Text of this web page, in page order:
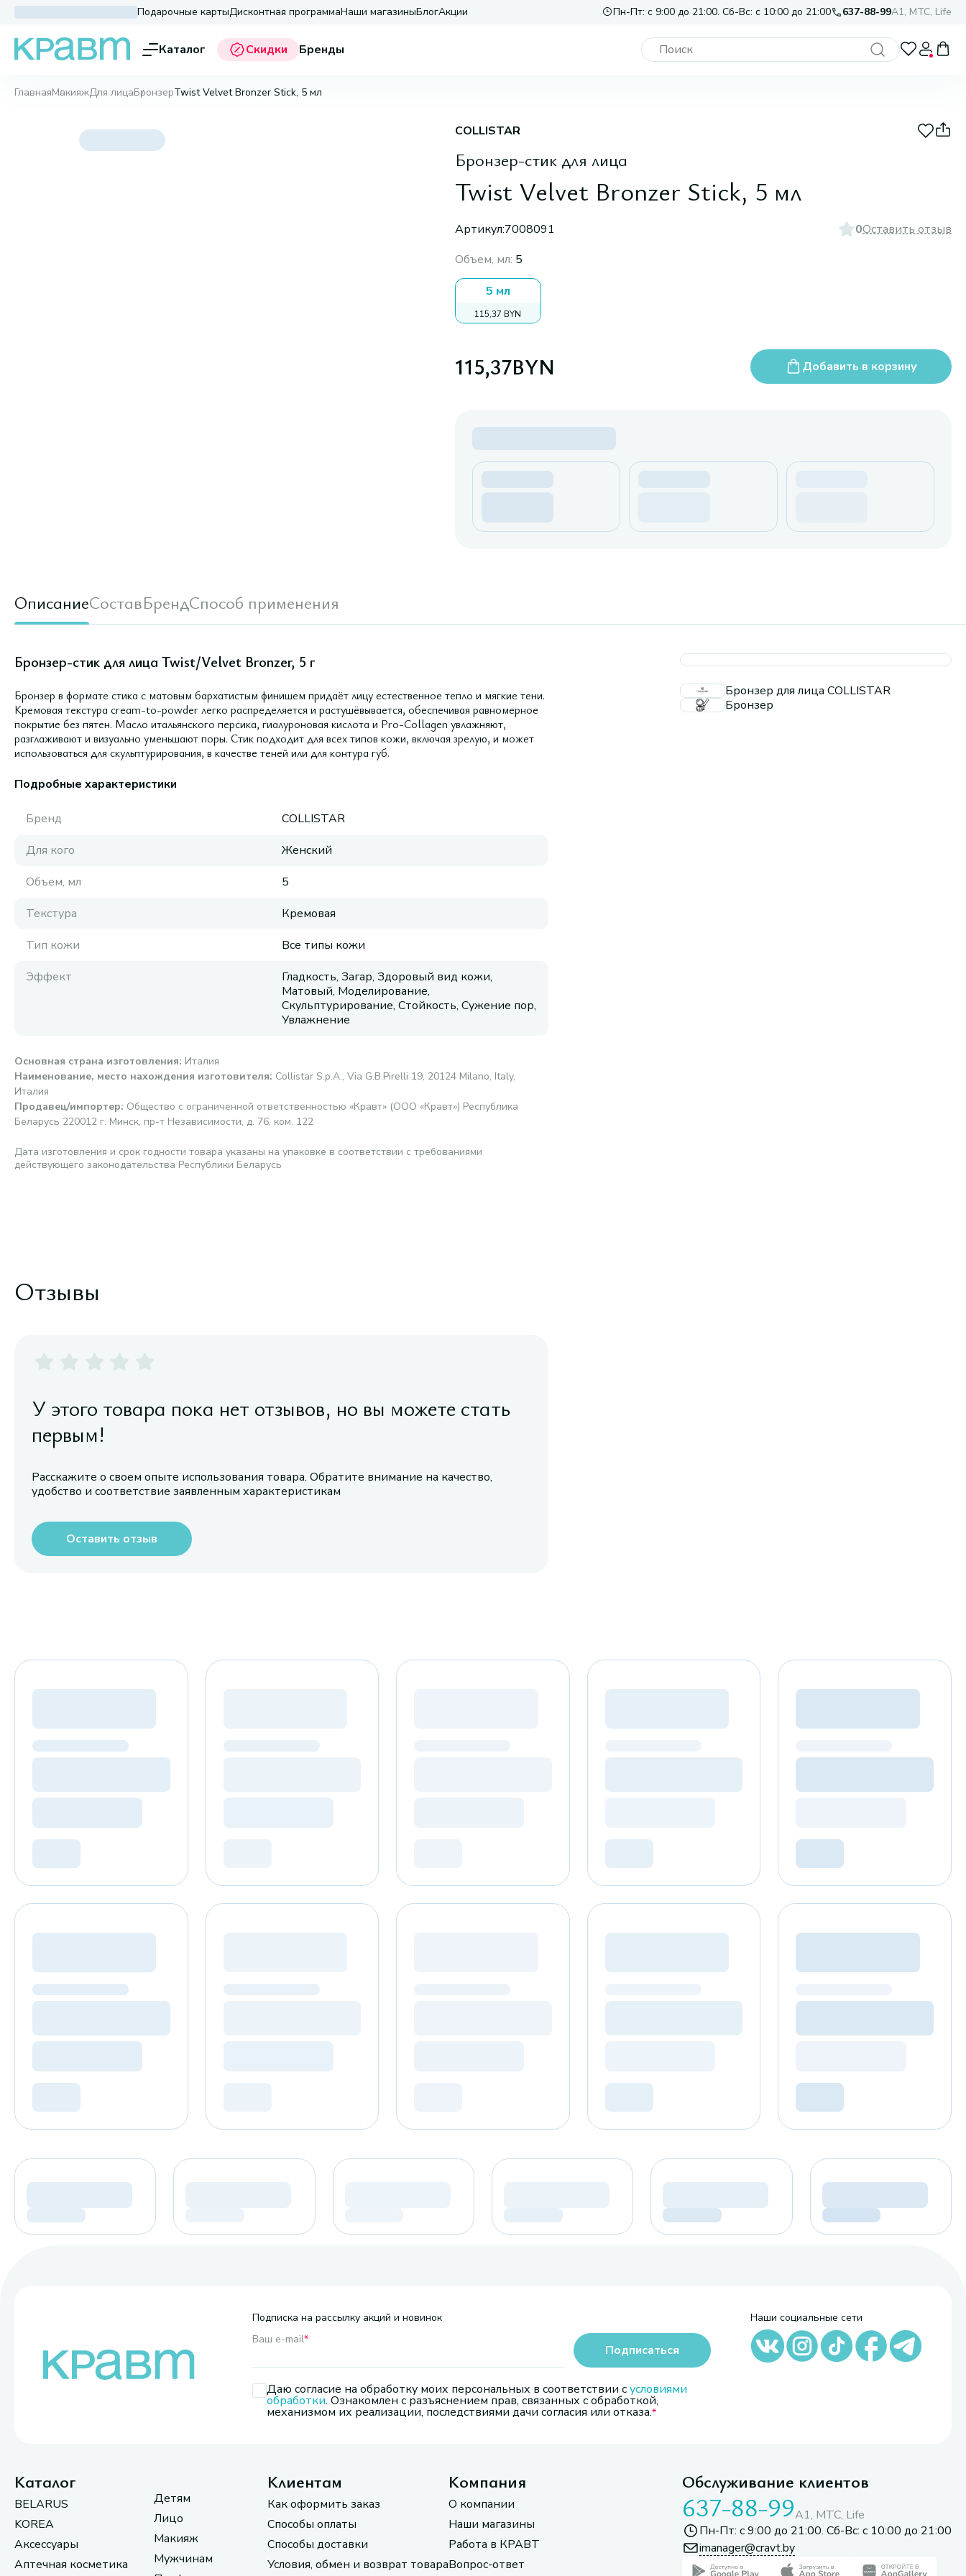
Подарочные картыДисконтная программаНаши магазиныБлогАкции Пн-Пт: с 9:00 до 21:00. Сб-Вс: с 10:00 до 21:00 637-88-99A1, МТС, Life
Каталог Скидки Бренды
ГлавнаяМакияжДля лицаБронзерTwist Velvet Bronzer Stick, 5 мл
COLLISTAR
Бронзер-стик для лица
Twist Velvet Bronzer Stick, 5 мл
Артикул:7008091 0Оставить отзыв
Объем, мл: 5
5 мл
115,37 BYN
115,37BYN Добавить в корзину
ОписаниеСоставБрендСпособ применения
Бронзер-стик для лица Twist/Velvet Bronzer, 5 г
Бронзер в формате стика с матовым бархатистым финишем придаёт лицу естественное тепло и мягкие тени.
Кремовая текстура cream-to-powder легко распределяется и растушёвывается, обеспечивая равномерное
покрытие без пятен. Масло итальянского персика, гиалуроновая кислота и Pro-Collagen увлажняют,
разглаживают и визуально уменьшают поры. Стик подходит для всех типов кожи, включая зрелую, и может
использоваться для скульптурирования, в качестве теней или для контура губ.
Подробные характеристики
Бренд
COLLISTAR
Для кого
Женский
Объем, мл
5
Текстура
Кремовая
Тип кожи
Все типы кожи
Эффект
Гладкость, Загар, Здоровый вид кожи,
Матовый, Моделирование,
Скульптурирование, Стойкость, Сужение пор,
Увлажнение
Основная страна изготовления: Италия
Наименование, место нахождения изготовителя: Collistar S.p.A., Via G.B.Pirelli 19, 20124 Milano, Italy,
Италия
Продавец/импортер: Общество с ограниченной ответственностью «Кравт» (ООО «Кравт») Республика
Беларусь 220012 г. Минск, пр-т Независимости, д. 76, ком. 122
Дата изготовления и срок годности товара указаны на упаковке в соответствии с требованиями
действующего законодательства Республики Беларусь
Бронзер для лица COLLISTAR
Бронзер
Отзывы
У этого товара пока нет отзывов, но вы можете стать
первым!
Расскажите о своем опыте использования товара. Обратите внимание на качество,
удобство и соответствие заявленным характеристикам
Оставить отзыв
Подписка на рассылку акций и новинок
Ваш e-mail*
Даю согласие на обработку моих персональных в соответствии сусловиями
обработки. Ознакомлен с разъяснением прав, связанных с обработкой,
механизмом их реализации, последствиями дачи согласия или отказа.
Подписаться
Наши социальные сети
Каталог
BELARUS
KOREA
Аксессуары
Аптечная косметика
Детям
Лицо
Макияж
Мужчинам
Клиентам
Как оформить заказ
Способы оплаты
Способы доставки
Условия, обмен и возврат товара
Компания
О компании
Наши магазины
Работа в КРАВТ
Вопрос-ответ
Обслуживание клиентов
637-88-99A1, МТС, Life
Пн-Пт: с 9:00 до 21:00. Сб-Вс: с 10:00 до 21:00
imanager@cravt.by